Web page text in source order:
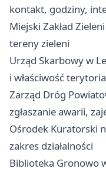
kontakt, godziny,
Miejski Zakład
tereny zieleni
Urząd Skarbowy w
i właściwość
Zarząd Dróg
zgłaszanie awarii,
Ośrodek Kuratorski
zakres działalności
Biblioteka Gronowo